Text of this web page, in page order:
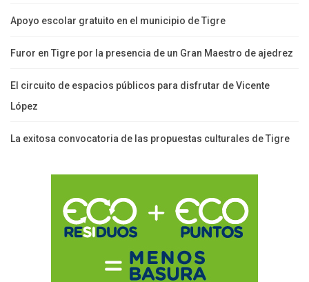
Apoyo escolar gratuito en el municipio de Tigre
Furor en Tigre por la presencia de un Gran Maestro de ajedrez
El circuito de espacios públicos para disfrutar de Vicente
López
La exitosa convocatoria de las propuestas culturales de Tigre